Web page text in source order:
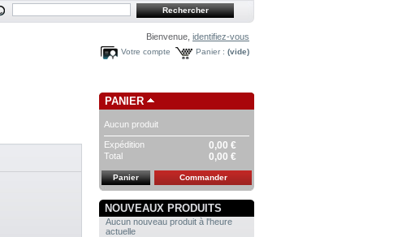
Bienvenue, identifiez-vous
Panier : (vide)
Votre compte
PANIER
Aucun produit
Expédition 0,00 €
Total 0,00 €
Panier Commander
NOUVEAUX PRODUITS
Aucun nouveau produit à l'heure
actuelle